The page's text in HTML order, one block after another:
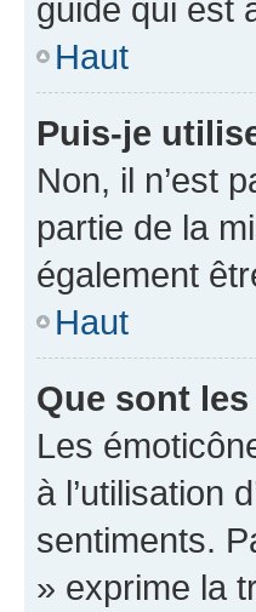
guide qui est
Haut
Puis-je
Non, il n’est
partie de la
également
Haut
Que sont
Les
à l’utilisation
sentiments.
» exprime la